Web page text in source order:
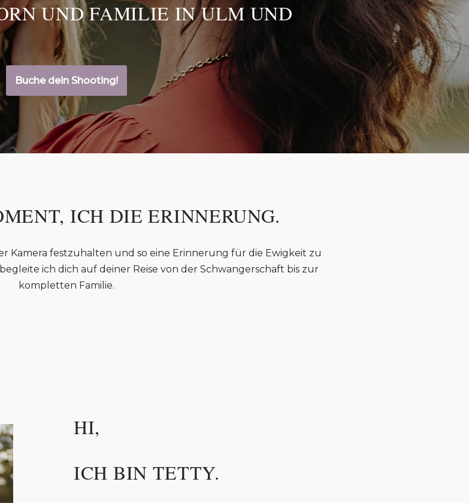
UND FAMILIE IN ULM UND
Buche dein Shooting!
ICH DIE ERINNERUNG.
Kamera festzuhalten und so eine Erinnerung für die Ewigkeit zu
ich dich auf deiner Reise von der Schwangerschaft bis zur
kompletten Familie.
HI,
ICH BIN TETTY.